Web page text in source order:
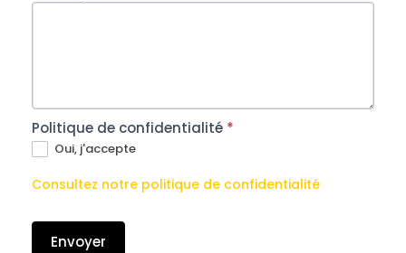
Politique de confidentialité *
Oui, j'accepte
Consultez notre politique de confidentialité
Envoyer